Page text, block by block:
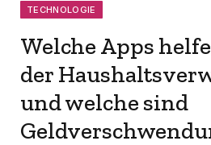
TECHNOLOGIE
Welche Apps
der
und welche sind